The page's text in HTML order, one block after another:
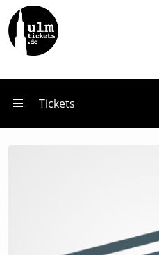
Zum Hauptinhalt springen
Tickets
Startseite
Veranstalter*innen
Livemacher GmbH